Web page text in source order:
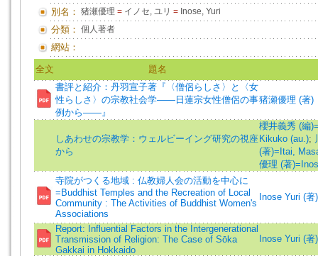
別名： 猪瀬優理 = イノセ, ユリ = Inose, Yuri
分類： 個人著者
網站：
全文
題名
書評と紹介：丹羽宣子著『〈僧侶らしさ〉と〈女
性らしさ〉の宗教社会学――日蓮宗女性僧侶の事
例から――』
猪瀬優理 (著)
しあわせの宗教学：ウェルビーイング研究の視座
から
櫻井義秀 (編
Kikuko (au.);
(著)=Itai,
優理 (著
寺院がつくる地域 : 仏教婦人会の活動を中心に
=Buddhist Temples and the Recreation of Local
Community : The Activities of Buddhist Women's
Associations
Inose Yuri (
Report: Influential Factors in the Intergenerational
Transmission of Religion: The Case of Sōka
Gakkai in Hokkaido
Inose Yuri (